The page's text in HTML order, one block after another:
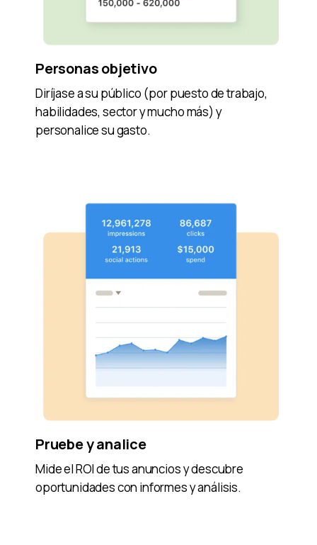
Personas objetivo
Diríjase a su público (por puesto de trabajo,
habilidades, sector y mucho más) y
personalice su gasto.
Pruebe y analice
Mide el ROI de tus anuncios y descubre
oportunidades con informes y análisis.